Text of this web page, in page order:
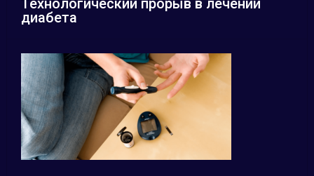
Технологический прорыв в лечении
диабета